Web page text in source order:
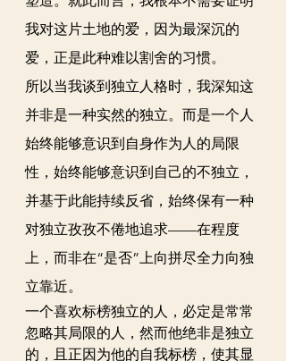
我对这片土地的爱，因为最深沉的
爱，正是此种难以割舍的习惯。
所以当我谈到独立人格时，我深知这
并非是一种实然的独立。而是一个人
始终能够意识到自身作为人的局限
性，始终能够意识到自己的不独立，
并基于此能持续反省，始终保有一种
对独立孜孜不倦地追求——在程度
上，而非在“是否”上向拼尽全力向独
立靠近。
一个喜欢标榜独立的人，必定是常常
忽略其局限的人，然而他绝非是独立
的，且正因为他的自我标榜，使其显